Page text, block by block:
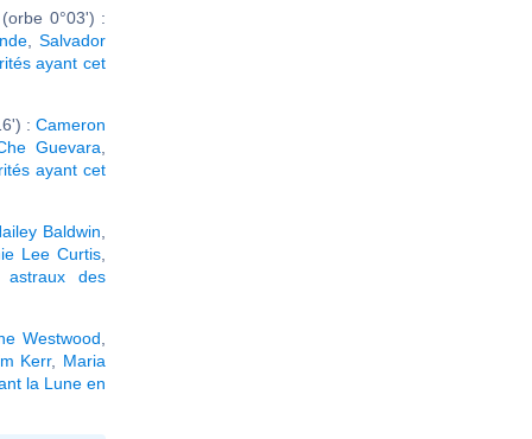
0°03') :
,Salvador
ayant cet
: Cameron
Guevara
ayant cet
Baldwin
Lee Curtis
astraux des
Westwood
Kerr, Maria
la Lune en